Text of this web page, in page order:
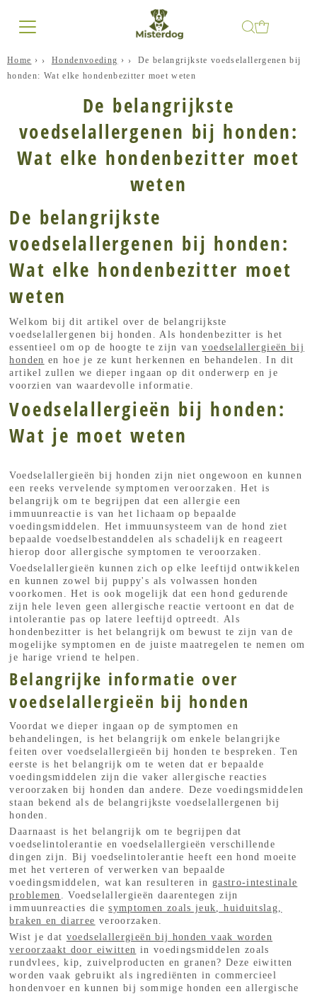
Home › Hondenvoeding ›
De belangrijkste voedselallergenen bij
honden: Wat elke hondenbezitter moet weten
De belangrijkste
voedselallergenen bij honden:
Wat elke hondenbezitter moet
weten
De belangrijkste
voedselallergenen bij honden:
Wat elke hondenbezitter moet
weten
Welkom bij dit artikel over de belangrijkste
voedselallergenen bij honden. Als hondenbezitter is het
essentieel om op de hoogte te zijn vanvoedselallergieën bij
honden en hoe je ze kunt herkennen en behandelen. In dit
artikel zullen we dieper ingaan op dit onderwerp en je
voorzien van waardevolle informatie.
Voedselallergieën bij honden:
Wat je moet weten
Voedselallergieën bij honden zijn niet ongewoon en kunnen
een reeks vervelende symptomen veroorzaken. Het is
belangrijk om te begrijpen dat een allergie een
immuunreactie is van het lichaam op bepaalde
voedingsmiddelen. Het immuunsysteem van de hond ziet
bepaalde voedselbestanddelen als schadelijk en reageert
hierop door allergische symptomen te veroorzaken.
Voedselallergieën kunnen zich op elke leeftijd ontwikkelen
en kunnen zowel bij puppy's als volwassen honden
voorkomen. Het is ook mogelijk dat een hond gedurende
zijn hele leven geen allergische reactie vertoont en dat de
intolerantie pas op latere leeftijd optreedt. Als
hondenbezitter is het belangrijk om bewust te zijn van de
mogelijke symptomen en de juiste maatregelen te nemen om
je harige vriend te helpen.
Belangrijke informatie over
voedselallergieën bij honden
Voordat we dieper ingaan op de symptomen en
behandelingen, is het belangrijk om enkele belangrijke
feiten over voedselallergieën bij honden te bespreken. Ten
eerste is het belangrijk om te weten dat er bepaalde
voedingsmiddelen zijn die vaker allergische reacties
veroorzaken bij honden dan andere. Deze voedingsmiddelen
staan bekend als de belangrijkste voedselallergenen bij
honden.
Daarnaast is het belangrijk om te begrijpen dat
voedselintolerantie en voedselallergieën verschillende
dingen zijn. Bij voedselintolerantie heeft een hond moeite
met het verteren of verwerken van bepaalde
voedingsmiddelen, wat kan resulteren in gastro-intestinale
problemen
. Voedselallergieën daarentegen zijn
immuunreacties diesymptomen zoals jeuk, huiduitslag,
braken en diarree veroorzaken.
Wist je dat voedselallergieën bij honden vaak worden
veroorzaakt door eiwitten in voedingsmiddelen zoals
rundvlees, kip, zuivelproducten en granen? Deze eiwitten
worden vaak gebruikt als ingrediënten in commercieel
hondenvoer en kunnen bij sommige honden een allergische